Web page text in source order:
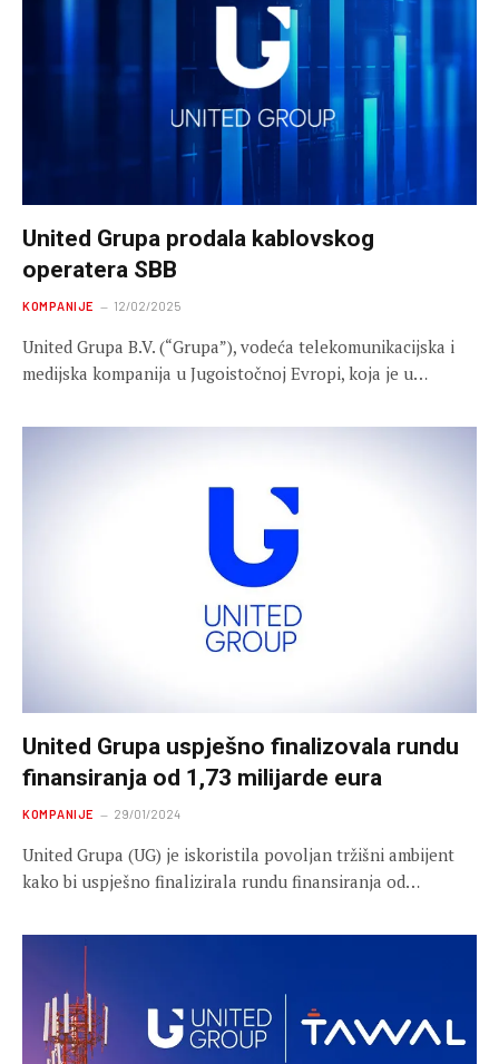
United Grupa prodala kablovskog
operatera SBB
KOMPANIJE 12/02/2025
United Grupa B.V. (“Grupa”), vodeća telekomunikacijska i
medijska kompanija u Jugoistočnoj Evropi, koja je u…
United Grupa uspješno finalizovala rundu
finansiranja od 1,73 milijarde eura
KOMPANIJE 29/01/2024
United Grupa (UG) je iskoristila povoljan tržišni ambijent
kako bi uspješno finalizirala rundu finansiranja od…